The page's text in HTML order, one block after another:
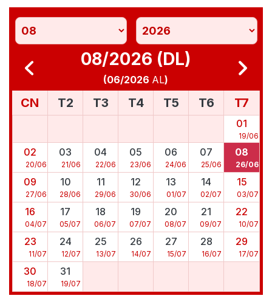
08/2026 (DL)
(06/2026 AL)
CN T2 T3 T4 T5 T6 T7
01
19/06
02
20/06
03
21/06
04
22/06
05
23/06
06
24/06
07
25/06
08
26/06
09
27/06
10
28/06
11
29/06
12
30/06
13
01/07
14
02/07
15
03/07
16
04/07
17
05/07
18
06/07
19
07/07
20
08/07
21
09/07
22
10/07
23
11/07
24
12/07
25
13/07
26
14/07
27
15/07
28
16/07
29
17/07
30
18/07
31
19/07